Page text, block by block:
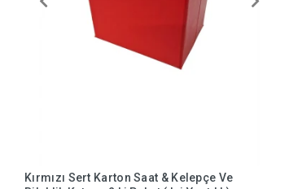
Kırmızı Sert Karton Saat & Kelepçe Ve